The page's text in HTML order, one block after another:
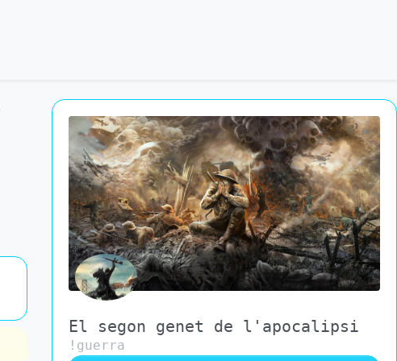
El segon genet de l'apocalipsi
!guerra